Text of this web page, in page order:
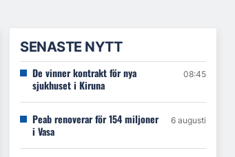
SENASTE NYTT
De vinner kontrakt för nya
sjukhuset i Kiruna
08:45
Peab renoverar för 154 miljoner
i Vasa
6 augusti